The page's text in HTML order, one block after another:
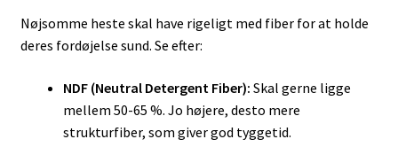
Nøjsomme heste skal have rigeligt med fiber for at holde
deres fordøjelse sund. Se efter:
NDF (Neutral Detergent Fiber): Skal gerne ligge
mellem 50-65 %. Jo højere, desto mere
strukturfiber, som giver god tyggetid.